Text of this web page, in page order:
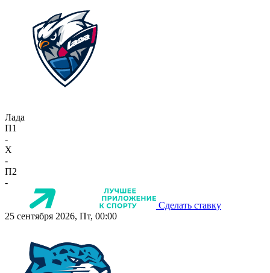
Лада
П1
-
X
-
П2
-
Сделать ставку
25 сентября 2026, Пт, 00:00